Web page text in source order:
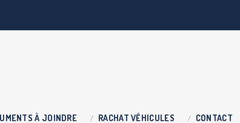
À JOINDRE RACHAT VÉHICULES CONTACT